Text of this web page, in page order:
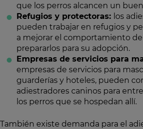
que los perros alcancen un
Refugios y protectoras: los
pueden trabajar en refugios y
a mejorar el comportamiento de
prepararlos para su adopción.
Empresas de servicios para
empresas de servicios para
guarderías y hoteles, pueden
adiestradores caninos para
los perros que se hospedan allí.
También existe demanda para el